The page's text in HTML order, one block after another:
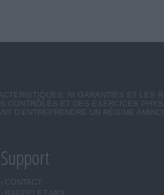
NI GARANTIES ET LES
CONTRÔLÉS ET DES EXERCICES
D'ENTREPRENDRE UN RÉGIME
Support
CONTACT
RAPPELEZ-MOI